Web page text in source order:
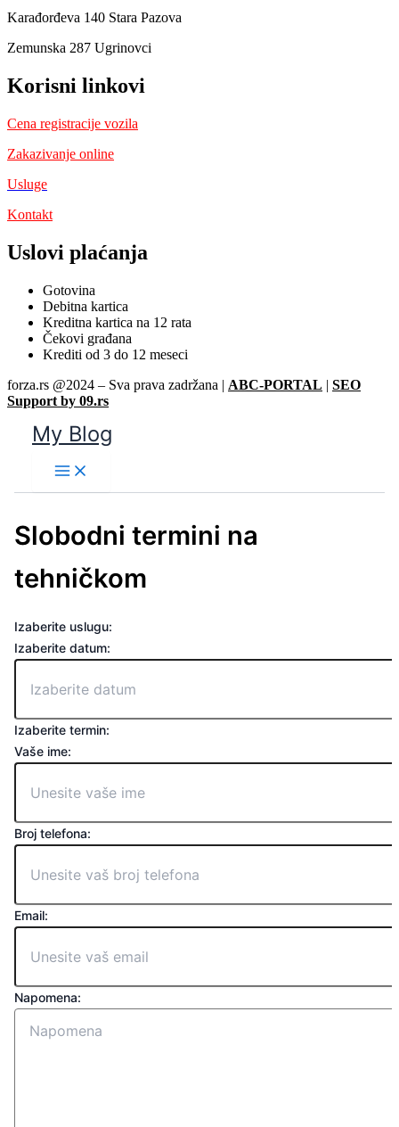
Karađorđeva 140 Stara Pazova
Zemunska 287 Ugrinovci
Korisni linkovi
Cena registracije vozila
Zakazivanje online
Usluge
Kontakt
Uslovi plaćanja
Gotovina
Debitna kartica
Kreditna kartica na 12 rata
Čekovi građana
Krediti od 3 do 12 meseci
forza.rs @2024 – Sva prava zadržana | ABC-PORTAL | SEO
Support by 09.rs